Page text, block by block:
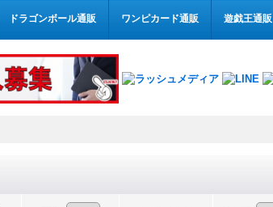
ドラゴンボール通販 ワンピカード通販 遊戯王通販